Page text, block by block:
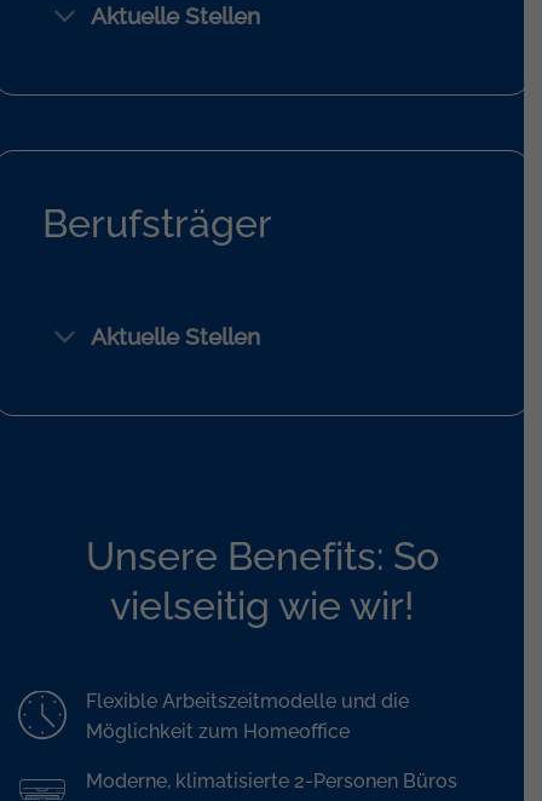
Aktuelle Stellen
Berufsträger
Aktuelle Stellen
Unsere Benefits: So
vielseitig wie wir!
Flexible Arbeitszeitmodelle und die
Möglichkeit zum Homeoffice
Moderne, klimatisierte 2-Personen Büros